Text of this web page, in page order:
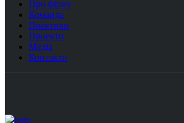
Про фірму
Команда
Практики
Проекти
Медіа
Контакти